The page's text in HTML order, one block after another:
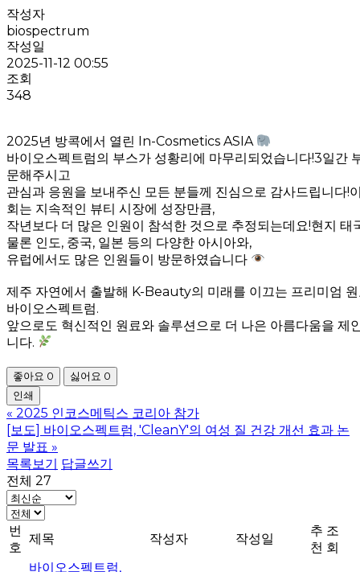
작성자
biospectrum
작성일
2025-11-12 00:55
조회
348
2025년 방콕에서 열린 In-Cosmetics ASIA
바이오스펙트럼의 부스가 성황리에 마무리되었습니다!3일간
문해주시고
관심과 응원을 보내주신 모든 분들께 진심으로 감사드립니다!
회는 지속적인 뷰티 시장에 성장만큼,
작년보다 더 많은 인원이 참석한 것으로 추정되는데요!현지 태
물론 인도, 중국, 일본 등의 다양한 아시아와,
유럽에서도 많은 인원들이 방문하였습니다
제주 자연에서 출발해 K-Beauty의 미래를 이끄는 프리미엄 원
바이오스펙트럼.
앞으로도 혁신적인 원료와 솔루션으로 더 나은 아름다움을 제
니다.
좋아요 0 싫어요 0
인쇄
« 2025 인코스메틱스 코리아 참가
[보도] 바이오스펙트럼, 'CleanY'의 여성 질 건강 개선 효과 논
문 발표 »
목록보기 답글쓰기
전체 27
번
호
제목 작성자 작성일
추
천
조
회
바이오스펙트럼,